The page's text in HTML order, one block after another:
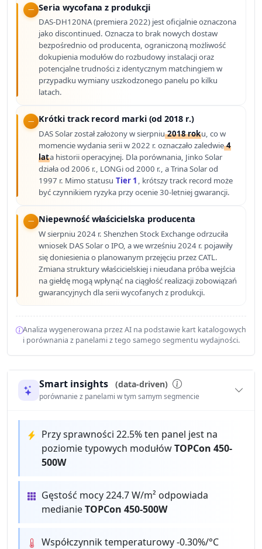
Seria wycofana z produkcji
DAS-DH120NA (premiera 2022) jest oficjalnie oznaczona
jako discontinued. Oznacza to brak nowych dostaw
bezpośrednio od producenta, ograniczoną możliwość
dokupienia modułów do rozbudowy instalacji oraz
potencjalne trudności z identycznym matchingiem w
przypadku wymiany uszkodzonego panelu po kilku
latach.
Krótki track record marki (od 2018 r.)
DAS Solar został założony w sierpniu2018 roku, co w
momencie wydania serii w 2022 r. oznaczało zaledwie4
lata historii operacyjnej. Dla porównania, Jinko Solar
działa od 2006 r., LONGi od 2000 r., a Trina Solar od
1997 r. Mimo statusu Tier 1 , krótszy track record może
być czynnikiem ryzyka przy ocenie 30-letniej gwarancji.
Niepewność właścicielska producenta
W sierpniu 2024 r. Shenzhen Stock Exchange odrzuciła
wniosek DAS Solar o IPO, a we wrześniu 2024 r. pojawiły
się doniesienia o planowanym przejęciu przez CATL.
Zmiana struktury właścicielskiej i nieudana próba wejścia
na giełdę mogą wpłynąć na ciągłość realizacji zobowiązań
gwarancyjnych dla serii wycofanych z produkcji.
Analiza wygenerowana przez AI na podstawie kart katalogowych
i porównania z panelami z tego samego segmentu wydajności.
Smart insights (data-driven)
porównanie z panelami w tym samym segmencie
Przy sprawności 22.5% ten panel jest na
poziomie typowych modułówTOPCon 450-
500W
Gęstość mocy 224.7 W/m² odpowiada
medianieTOPCon 450-500W
Współczynnik temperaturowy -0.30%/°C